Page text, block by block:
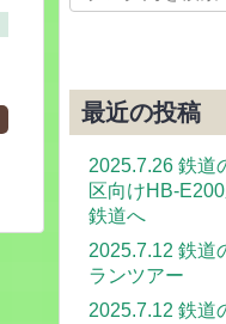
最近の投稿
2025.7.26 鉄道
区向けHB-
鉄道へ
2025.7.12 鉄道
ランツアー
2025.7.12 鉄道